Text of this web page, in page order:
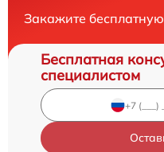
Закажите
Бесплатная
специалистом